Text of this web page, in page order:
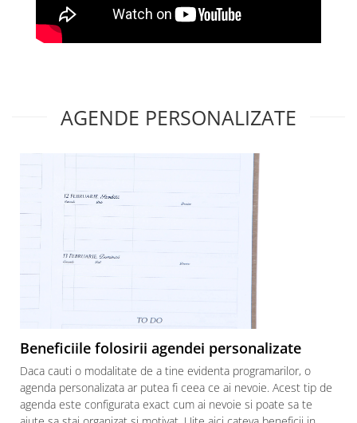
AGENDE PERSONALIZATE
Beneficiile folosirii agendei personalizate
Daca cauti o modalitate de a tine evidenta programarilor, o
agenda personalizata ar putea fi ceea ce ai nevoie. Acest tip de
agenda este configurata exact cum ai nevoie si poate sa te